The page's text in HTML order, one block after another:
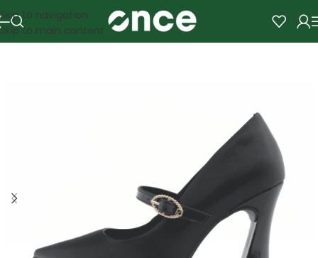
Skip to navigation
Skip to main content